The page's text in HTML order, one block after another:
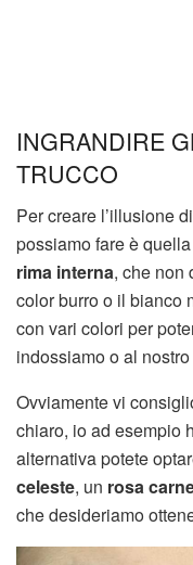
INGRANDIRE
TRUCCO
Per creare l’illusione
possiamo fare è
rima interna, che non
color burro o il bianco
con vari colori per
indossiamo o al
Ovviamente vi
chiaro, io ad esempio
alternativa potete
celeste, un rosa
che desideriamo